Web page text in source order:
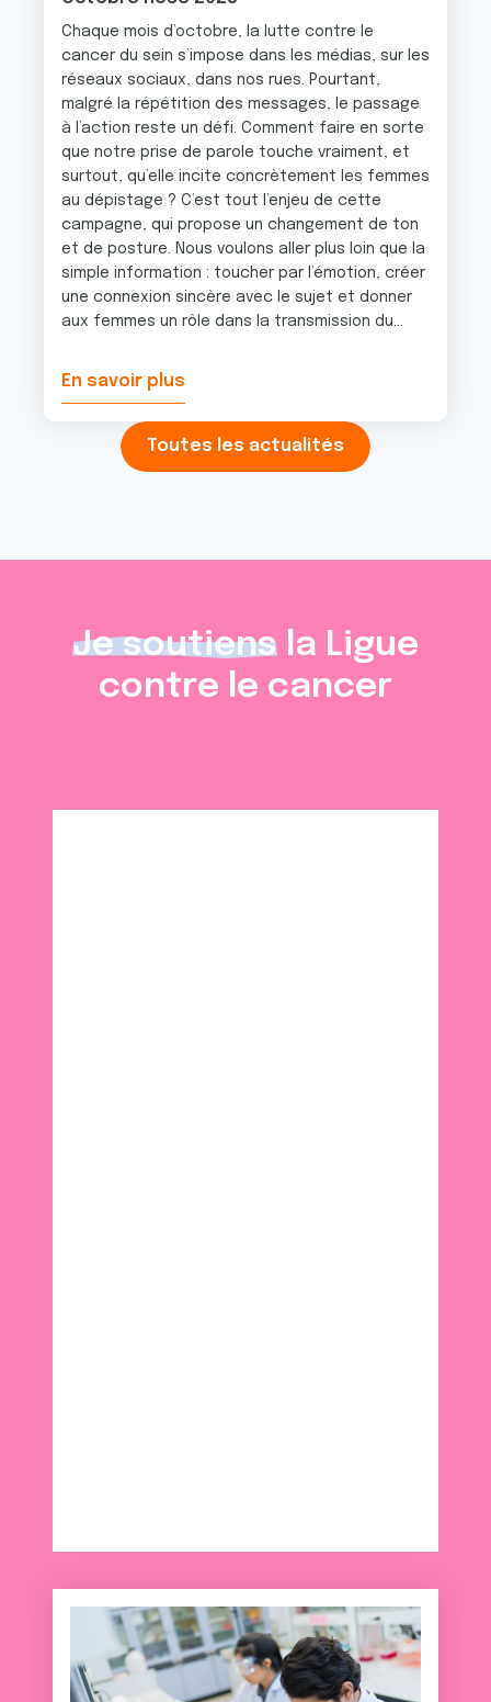
Chaque mois d’octobre, la lutte contre le
cancer du sein s’impose dans les médias, sur les
réseaux sociaux, dans nos rues. Pourtant,
malgré la répétition des messages, le passage
à l’action reste un défi. Comment faire en sorte
que notre prise de parole touche vraiment, et
surtout, qu’elle incite concrètement les femmes
au dépistage ? C’est tout l’enjeu de cette
campagne, qui propose un changement de ton
et de posture. Nous voulons aller plus loin que la
simple information : toucher par l’émotion, créer
une connexion sincère avec le sujet et donner
aux femmes un rôle dans la transmission du...
En savoir plus
Toutes les actualités
Je soutiens la Ligue
contre le cancer